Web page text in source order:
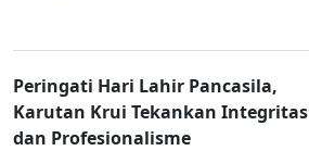
Peringati Hari Lahir Pancasila,
Karutan Krui Tekankan Integritas
dan Profesionalisme